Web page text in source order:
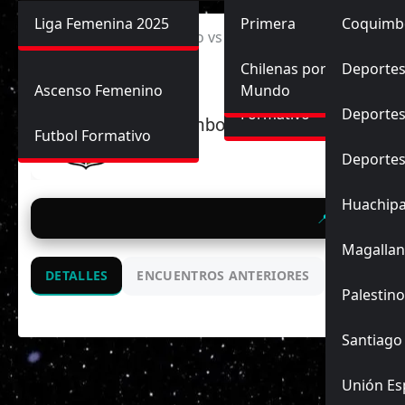
Sub-20
Sub-17
Futbol Nacional
Primera
Ascenso
Formativo
Futbol Internacional
Chilenas por el
Mundo
Palestino
Unión
Ascenso
Primera División
Femenina
Liga Femenina 2025
Ascenso Femenino
Futbol Formativo
Inicio Coquimbo Unido vs Huachipato
Coquimbo U.
📍 CD Las Rosas
DETALLES ENCUENTROS ANTERIORES